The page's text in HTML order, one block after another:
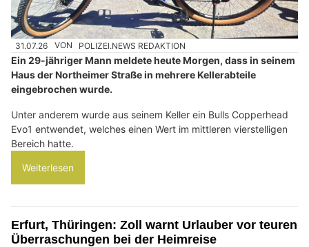
31.07.26 VON POLIZEI.NEWS REDAKTION
Ein 29-jähriger Mann meldete heute Morgen, dass in seinem
Haus der Northeimer Straße in mehrere Kellerabteile
eingebrochen wurde.
Unter anderem wurde aus seinem Keller ein Bulls Copperhead
Evo1 entwendet, welches einen Wert im mittleren vierstelligen
Bereich hatte.
Weiterlesen
Erfurt, Thüringen: Zoll warnt Urlauber vor teuren
Überraschungen bei der Heimreise